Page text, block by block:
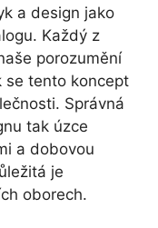
a design jako
Každý z
porozumění
se tento koncept
Správná
tak úzce
a dobovou
je
oborech.